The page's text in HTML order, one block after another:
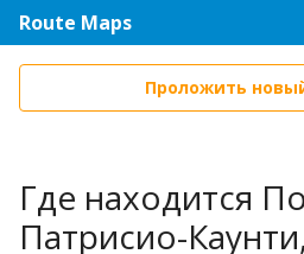
Route Maps
Проложить
Где находится
Патрисио-